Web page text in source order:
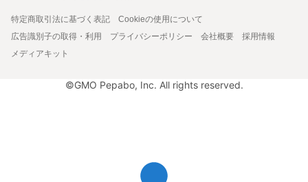
特定商取引法に基づく表記
Cookieの使用について
広告識別子の取得・利用
プライバシーポリシー 会社概要
採用情報
メディアキット
©GMO Pepabo, Inc. All rights reserved.